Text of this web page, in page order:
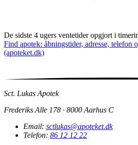
De sidste 4 ugers ventetider opgjort i
Find apotek: åbningstider, adresse, telefon
(apoteket.dk)
Sct. Lukas Apotek
Frederiks Alle 178 · 8000 Aarhus C
Email: sctlukas@apoteket.dk
Telefon: 86 12 12 22